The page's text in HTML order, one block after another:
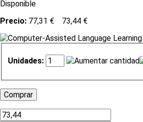
Disponible
Precio: 77,31 € 73,44 €
Unidades: